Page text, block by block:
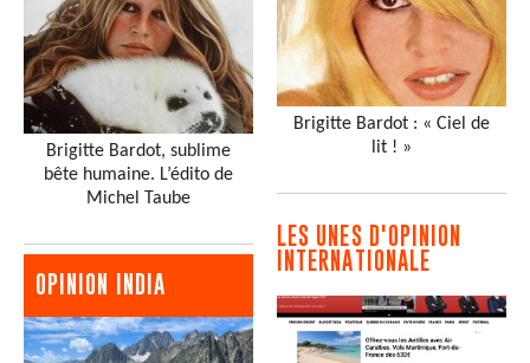
Brigitte Bardot, sublime
bête humaine. L’édito de
Michel Taube
OPINION INDIA
Brigitte Bardot : « Ciel de
lit ! »
LES UNES D'OPINION
INTERNATIONALE